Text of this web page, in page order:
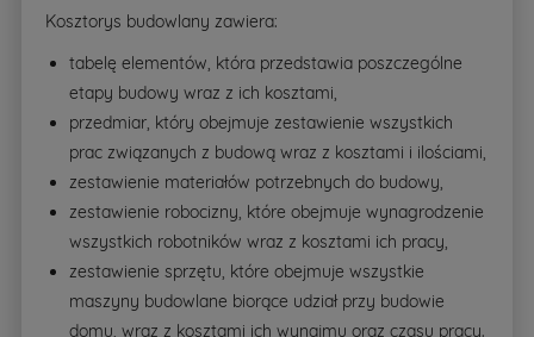
Kosztorys budowlany zawiera:
tabelę elementów, która przedstawia poszczególne
etapy budowy wraz z ich kosztami,
przedmiar, który obejmuje zestawienie wszystkich
prac związanych z budową wraz z kosztami i ilościami,
zestawienie materiałów potrzebnych do budowy,
zestawienie robocizny, które obejmuje wynagrodzenie
wszystkich robotników wraz z kosztami ich pracy,
zestawienie sprzętu, które obejmuje wszystkie
maszyny budowlane biorące udział przy budowie
domu, wraz z kosztami ich wynajmu oraz czasu pracy.